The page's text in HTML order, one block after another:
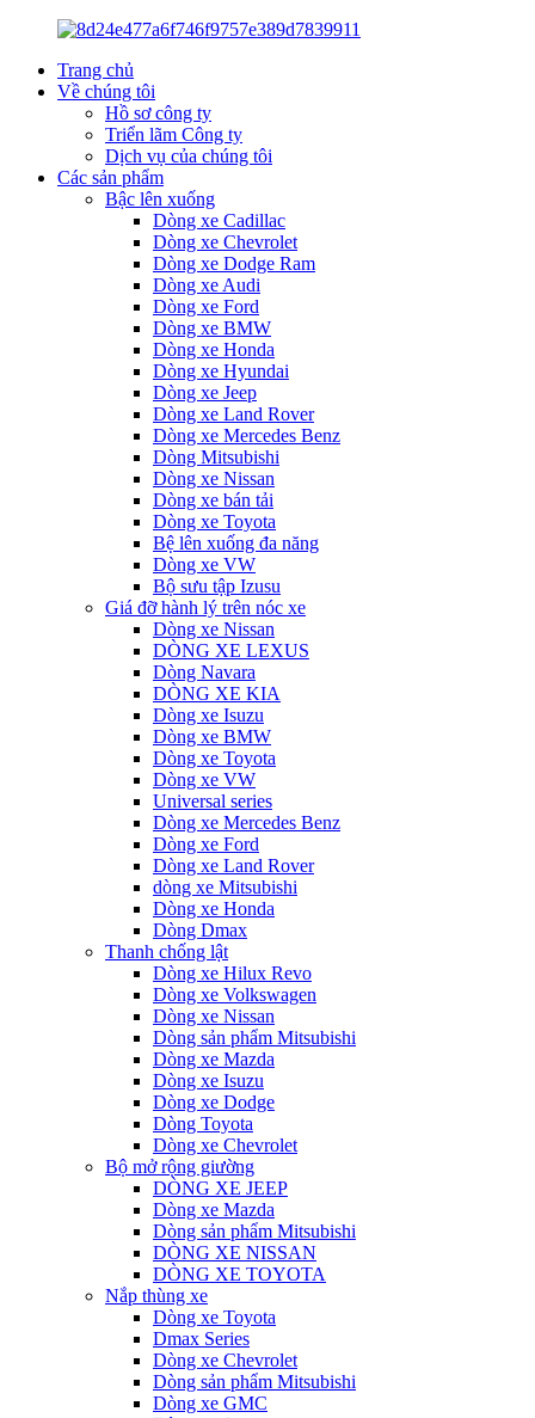
Trang chủ
Về chúng tôi
Hồ sơ công ty
Triển lãm Công ty
Dịch vụ của chúng tôi
Các sản phẩm
Bậc lên xuống
Dòng xe Cadillac
Dòng xe Chevrolet
Dòng xe Dodge Ram
Dòng xe Audi
Dòng xe Ford
Dòng xe BMW
Dòng xe Honda
Dòng xe Hyundai
Dòng xe Jeep
Dòng xe Land Rover
Dòng xe Mercedes Benz
Dòng Mitsubishi
Dòng xe Nissan
Dòng xe bán tải
Dòng xe Toyota
Bệ lên xuống đa năng
Dòng xe VW
Bộ sưu tập Izusu
Giá đỡ hành lý trên nóc xe
Dòng xe Nissan
DÒNG XE LEXUS
Dòng Navara
DÒNG XE KIA
Dòng xe Isuzu
Dòng xe BMW
Dòng xe Toyota
Dòng xe VW
Universal series
Dòng xe Mercedes Benz
Dòng xe Ford
Dòng xe Land Rover
dòng xe Mitsubishi
Dòng xe Honda
Dòng Dmax
Thanh chống lật
Dòng xe Hilux Revo
Dòng xe Volkswagen
Dòng xe Nissan
Dòng sản phẩm Mitsubishi
Dòng xe Mazda
Dòng xe Isuzu
Dòng xe Dodge
Dòng Toyota
Dòng xe Chevrolet
Bộ mở rộng giường
DÒNG XE JEEP
Dòng xe Mazda
Dòng sản phẩm Mitsubishi
DÒNG XE NISSAN
DÒNG XE TOYOTA
Nắp thùng xe
Dòng xe Toyota
Dmax Series
Dòng xe Chevrolet
Dòng sản phẩm Mitsubishi
Dòng xe GMC